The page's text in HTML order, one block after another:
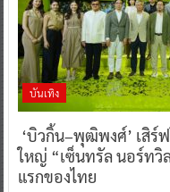
บันเทิง
‘บิวกิ้น–พุฒิพงศ์’ เสิร์
ใหญ่ “เซ็นทรัล นอร์ทวิ
แรกของไทย